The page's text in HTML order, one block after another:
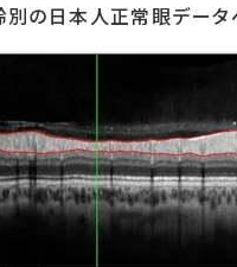
日本人正常眼データ